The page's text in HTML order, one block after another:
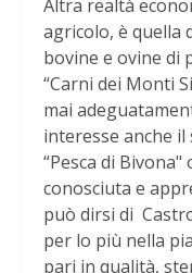
Altra realtà
agricolo, è quella
bovine e ovine di
“Carni dei Monti
mai
interesse anche
“Pesca di
conosciuta e
può dirsi di
per lo più nella
pari in qualità,